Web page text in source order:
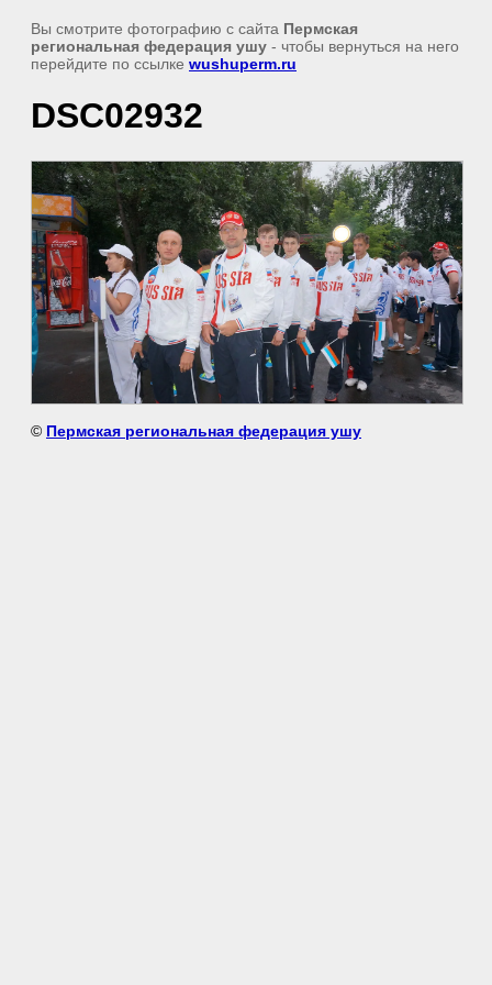
Вы смотрите фотографию с сайта Пермская
региональная федерация ушу - чтобы вернуться на него
перейдите по ссылке wushuperm.ru
DSC02932
© Пермская региональная федерация ушу